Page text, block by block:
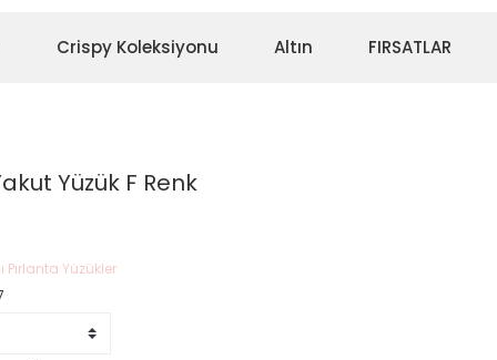
Crispy Koleksiyonu Altın FIRSATLAR
Yüzük F Renk
Pırlanta Yüzükler